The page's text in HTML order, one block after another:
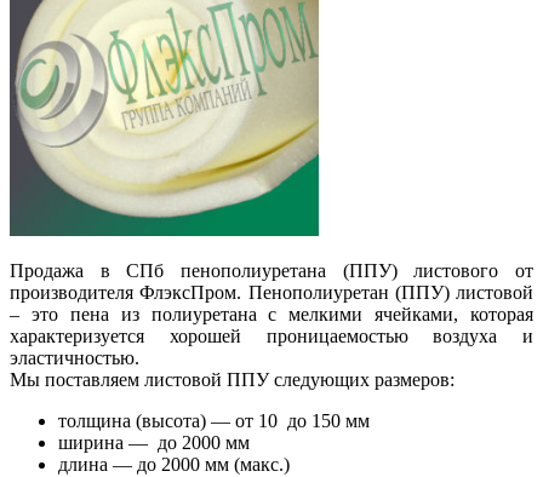
Продажа в СПб пенополиуретана (ППУ) листового от
производителя ФлэксПром. Пенополиуретан (ППУ) листовой
– это пена из полиуретана с мелкими ячейками, которая
характеризуется хорошей проницаемостью воздуха и
эластичностью.
Мы поставляем листовой ППУ следующих размеров:
толщина (высота) — от 10 до 150 мм
ширина — до 2000 мм
длина — до 2000 мм (макс.)